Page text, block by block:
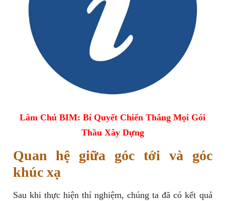
Làm Chủ BIM: Bí Quyết Chiến Thắng Mọi Gói
Thầu Xây Dựng
Quan hệ giữa góc tới và góc
khúc xạ
Sau khi thực hiện thí nghiệm, chúng ta đã có kết quả